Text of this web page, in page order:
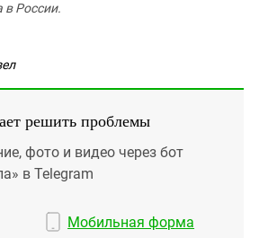
в России.
решить проблемы
фото и видео через бот
в Telegram
Мобильная форма